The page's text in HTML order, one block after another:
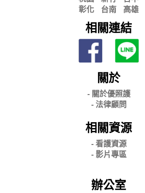
彰化
台南 高雄
相關連結
關於
- 關於優照護
- 法律顧問
相關資源
- 看護資源
- 影片專區
辦公室